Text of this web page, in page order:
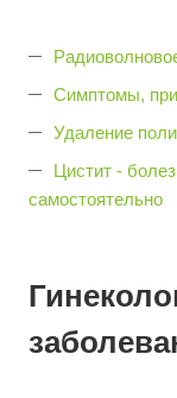
Симптомы,
Удаление
Цистит -
самостоятельно